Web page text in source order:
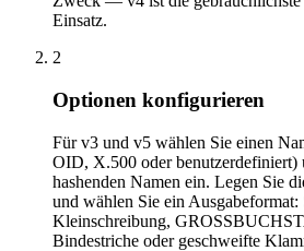
Einsatz.
2
Optionen konfigurieren
Für v3 und v5 wählen Sie einen
OID, X.500 oder benutzerdefiniert)
hashenden Namen ein. Legen Sie
und wählen Sie ein Ausgabeformat:
Kleinschreibung,
Bindestriche oder geschweifte